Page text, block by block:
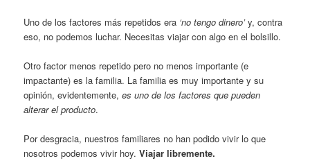
Uno de los factores más repetidos era ‘no tengo dinero’y, contra
eso, no podemos luchar. Necesitas viajar con algo en el bolsillo.
Otro factor menos repetido pero no menos importante (e
impactante) es la familia. La familia es muy importante y su
opinión, evidentemente,es uno de los factores que pueden
alterar el producto.
Por desgracia, nuestros familiares no han podido vivir lo que
nosotros podemos vivir hoy.Viajar libremente.